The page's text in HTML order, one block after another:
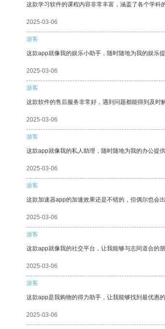
这款学习软件的课程内容非常丰富，涵盖了各个学科
2025-03-06
游客
这款app就像我的娱乐小助手，随时随地为我的娱乐提
2025-03-06
游客
这款软件的售后服务非常好，遇到问题都能得到及时解
2025-03-06
游客
这款app就像我的私人助理，随时随地为我的办公提
2025-03-06
游客
这款加速器app的加速效果还是不错的，但偶尔也会
2025-03-06
游客
这款app就像我的社交平台，让我能够与志同道合的朋
2025-03-06
游客
这款app是我购物的得力助手，让我能够找到最优惠
2025-03-06